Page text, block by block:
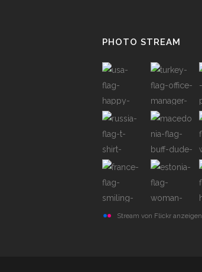
PHOTO STREAM
Stream von Flickr anzeigen